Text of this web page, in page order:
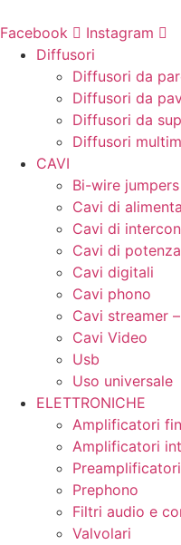
al
contenuto
Facebook
Instagram
Diffusori
Diffusori da
Diffusori da
Diffusori da
Diffusori
CAVI
Bi-wire
Cavi di
Cavi di
Cavi di
Cavi digitali
Cavi phono
Cavi streamer
Cavi Video
Usb
Uso universale
ELETTRONICHE
Amplificatori
Amplificatori
Preamplificatori
Prephono
Filtri audio e
Valvolari